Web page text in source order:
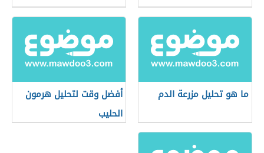
ما هو تحليل مزرعة الدم
أفضل وقت لتحليل هرمون
الحليب